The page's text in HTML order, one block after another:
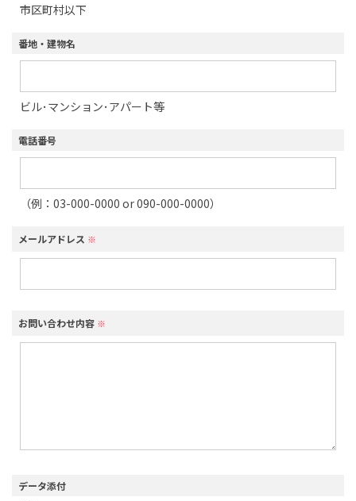
市区町村以下
番地・建物名
ビル･マンション･アパート等
電話番号
（例：03-000-0000 or 090-000-0000）
メールアドレス ※
お問い合わせ内容 ※
データ添付